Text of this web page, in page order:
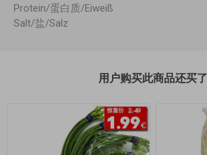
Protein/蛋白质/Eiweiß
Salt/盐/Salz
用户购买此商品还买了